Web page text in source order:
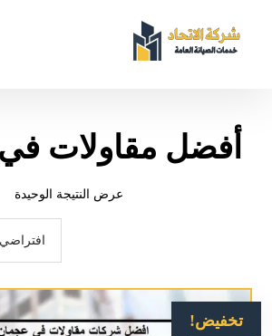
أفضل مقاولات
عرض النتيجة الوحيدة
تخفيض!